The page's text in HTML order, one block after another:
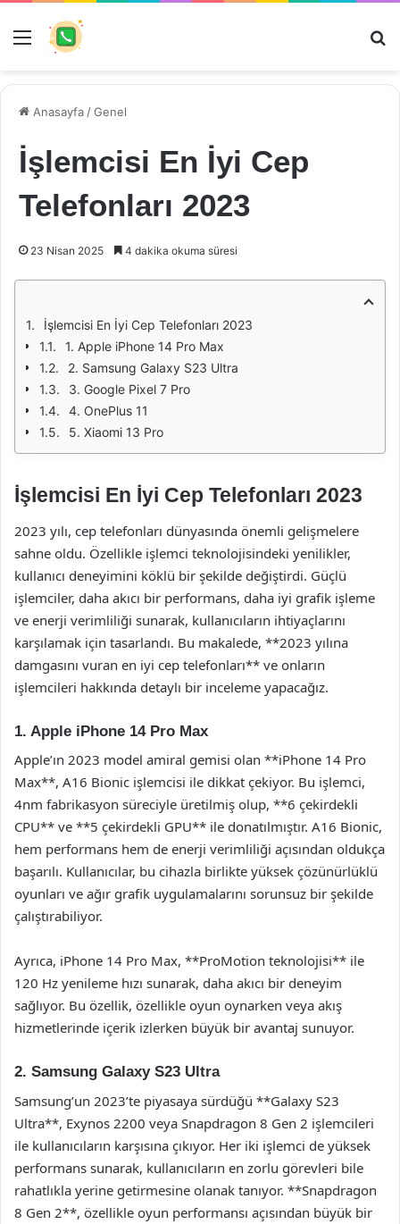
Menü
Anasayfa /Genel
İşlemcisi En İyi Cep
Telefonları 2023
23 Nisan 2025 4 dakika okuma süresi
İşlemcisi En İyi Cep Telefonları 2023
1. Apple iPhone 14 Pro Max
2. Samsung Galaxy S23 Ultra
3. Google Pixel 7 Pro
4. OnePlus 11
5. Xiaomi 13 Pro
İşlemcisi En İyi Cep Telefonları 2023
2023 yılı, cep telefonları dünyasında önemli gelişmelere
sahne oldu. Özellikle işlemci teknolojisindeki yenilikler,
kullanıcı deneyimini köklü bir şekilde değiştirdi. Güçlü
işlemciler, daha akıcı bir performans, daha iyi grafik işleme
ve enerji verimliliği sunarak, kullanıcıların ihtiyaçlarını
karşılamak için tasarlandı. Bu makalede, **2023 yılına
damgasını vuran en iyi cep telefonları** ve onların
işlemcileri hakkında detaylı bir inceleme yapacağız.
1. Apple iPhone 14 Pro Max
Apple’ın 2023 model amiral gemisi olan **iPhone 14 Pro
Max**, A16 Bionic işlemcisi ile dikkat çekiyor. Bu işlemci,
4nm fabrikasyon süreciyle üretilmiş olup, **6 çekirdekli
CPU** ve **5 çekirdekli GPU** ile donatılmıştır. A16 Bionic,
hem performans hem de enerji verimliliği açısından oldukça
başarılı. Kullanıcılar, bu cihazla birlikte yüksek çözünürlüklü
oyunları ve ağır grafik uygulamalarını sorunsuz bir şekilde
çalıştırabiliyor.
Ayrıca, iPhone 14 Pro Max, **ProMotion teknolojisi** ile
120 Hz yenileme hızı sunarak, daha akıcı bir deneyim
sağlıyor. Bu özellik, özellikle oyun oynarken veya akış
hizmetlerinde içerik izlerken büyük bir avantaj sunuyor.
2. Samsung Galaxy S23 Ultra
Samsung’un 2023’te piyasaya sürdüğü **Galaxy S23
Ultra**, Exynos 2200 veya Snapdragon 8 Gen 2 işlemcileri
ile kullanıcıların karşısına çıkıyor. Her iki işlemci de yüksek
performans sunarak, kullanıcıların en zorlu görevleri bile
rahatlıkla yerine getirmesine olanak tanıyor. **Snapdragon
8 Gen 2**, özellikle oyun performansı açısından büyük bir